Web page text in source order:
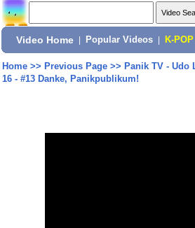
Video Home Popular Videos K-POP
Home>> Previous Page>> Panik TV - Udo
16 - #13 Danke, Panikpublikum!